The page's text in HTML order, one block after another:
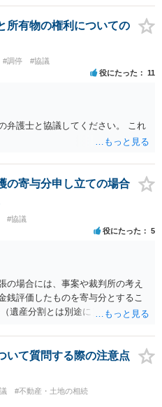
一声は「ここにいたら殺される」
と「面会は出来ない。俺は携帯電
」「母の話は聞かなくて良い」と
も「食事に毒が入っている」「体
しかったです。 当時の診療記
得して 弁護士に面談で相談された
所有物の権利についての
#調停 #協議
役にたった 11
弁護士と協議してください。 これ
の寄与分申し立ての場合
#協議
役にたった 5
の場合には、事案や裁判所の考え
銭評価したものを寄与分とするこ
遺産分割とは別途に）して、その
ただ、前提として、遺産分割はし
実的にはいずれにせよ不動産評価
いて質問する際の注意点
#不動産・土地の相続